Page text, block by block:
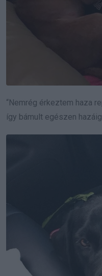
“Nemrég érkeztem haza
így bámult egészen